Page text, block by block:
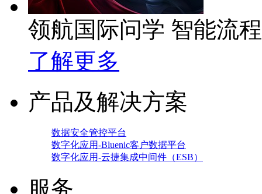
领航国际问学 智能流
了解更多
产品及解决方案
数据安全管控平台
数字化应用-Bluenic客户数据平台
数字化应用-云捷集成中间件（ESB）
服务